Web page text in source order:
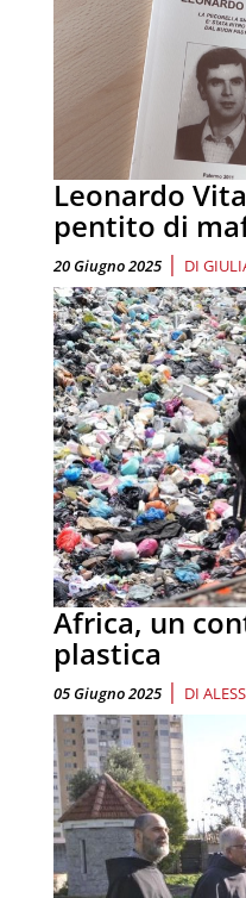
Leonardo
pentito di
20 Giugno 2025 | DI
Africa, un
plastica
05 Giugno 2025 | DI